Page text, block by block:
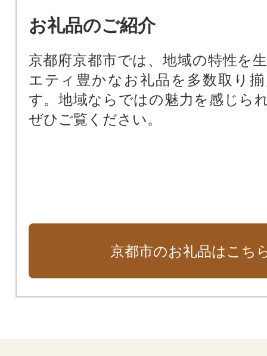
お礼品のご紹介
京都府京都市では、地域の特性を
エティ豊かなお礼品を多数取り
す。地域ならではの魅力を感じら
ぜひご覧ください。
京都市のお礼品はこち